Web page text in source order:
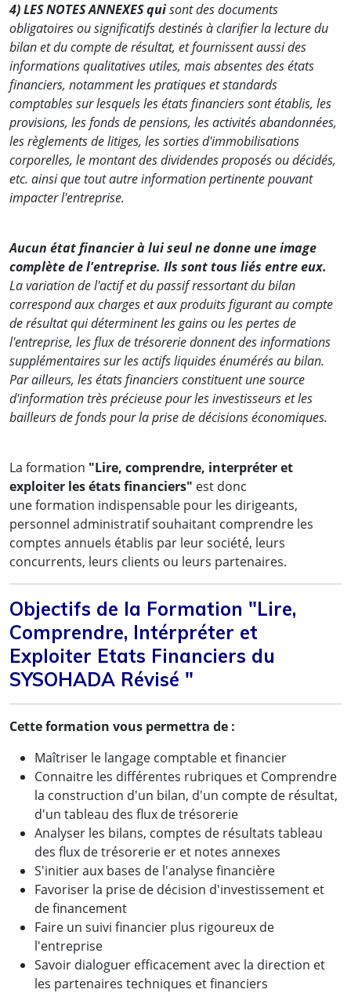
4) LES NOTES ANNEXESquisont des documents
obligatoires ou significatifs destinés à clarifier la lecture du
bilan et du compte de résultat, et fournissent aussi des
informations qualitatives utiles, mais absentes des états
financiers, notamment les pratiques et standards
comptables sur lesquels les états financiers sont établis, les
provisions, les fonds de pensions, les activités abandonnées,
les règlements de litiges, les sorties d'immobilisations
corporelles, le montant des dividendes proposés ou décidés,
etc. ainsi que tout autre information pertinente pouvant
impacter l'entreprise.
Aucun état financier à lui seul ne donne une image
complète de l'entreprise. Ils sont tous liés entre eux.
La variation de l'actif et du passif ressortant du bilan
correspond aux charges et aux produits figurant au compte
de résultat qui déterminent les gains ou les pertes de
l'entreprise, les flux de trésorerie donnent des informations
supplémentaires sur les actifs liquides énumérés au bilan.
Par ailleurs, les états financiers constituent une source
d'information très précieuse pour les investisseurs et les
bailleurs de fonds pour la prise de décisions économiques.
La formation "Lire, comprendre, interpréter et
exploiter les états financiers" est donc
une formation indispensable pour les dirigeants,
personnel administratif souhaitant comprendre les
comptes annuels établis par leur société, leurs
concurrents, leurs clients ou leurs partenaires.
Objectifs de la Formation "Lire,
Comprendre, Intérpréter et
Exploiter Etats Financiers du
SYSOHADA Révisé "
Cette formation vous permettra de :
Maîtriser le langage comptable et financier
Connaitre les différentes rubriques et Comprendre
la construction d'un bilan, d'un compte de résultat,
d'un tableau des flux de trésorerie
Analyser les bilans, comptes de résultats tableau
des flux de trésorerie er et notes annexes
S'initier aux bases de l'analyse financière
Favoriser la prise de décision d'investissement et
de financement
Faire un suivi financier plus rigoureux de
l'entreprise
Savoir dialoguer efficacement avec la direction et
les partenaires techniques et financiers